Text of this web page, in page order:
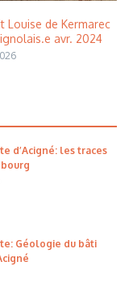
Louise de Kermarec
avr. 2024
d’Acigné: les traces
Géologie du bâti